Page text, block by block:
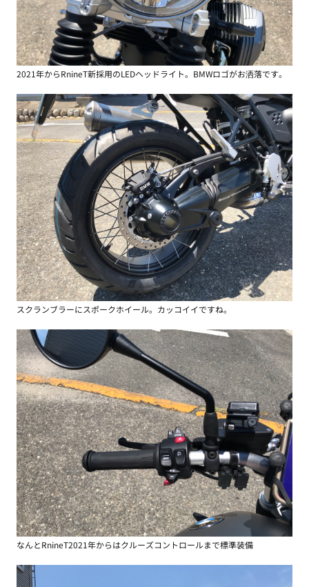
2021年からRnineT新採用のLEDヘッドライト。BMWロゴがお洒落です。
スクランブラーにスポークホイール。カッコイイですね。
なんとRnineT2021年からはクルーズコントロールまで標準装備